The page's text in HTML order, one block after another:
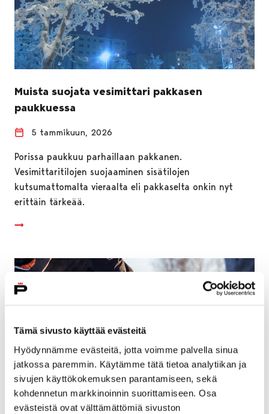
Tämä sivusto käyttää evästeitä
Hyödynnämme evästeitä, jotta voimme palvella sinua
jatkossa paremmin. Käytämme tätä tietoa analytiikan ja
sivujen käyttökokemuksen parantamiseen, sekä
kohdennetun markkinoinnin suorittamiseen. Osa
evästeistä ovat välttämättömiä sivuston
Muista suojata vesimittari pakkasen
paukkuessa
5 tammikuun, 2026
Porissa paukkuu parhaillaan pakkanen.
Vesimittaritilojen suojaaminen sisätilojen
kutsumattomalta vieraalta eli pakkaselta onkin nyt
erittäin tärkeää.